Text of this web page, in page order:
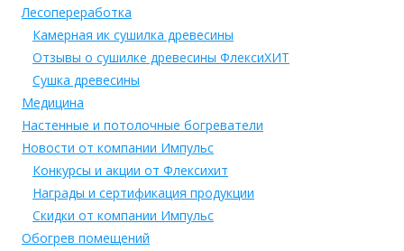
Лесопереработка
Камерная ик сушилка древесины
Отзывы о сушилке древесины ФлексиХИТ
Сушка древесины
Медицина
Настенные и потолочные богреватели
Новости от компании Импульс
Конкурсы и акции от Флексихит
Награды и сертификация продукции
Скидки от компании Импульс
Обогрев помещений